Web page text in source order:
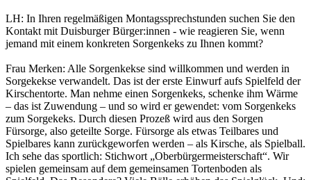
LH: In Ihren regelmäßigen Montagssprechstunden suchen Sie den
Kontakt mit Duisburger Bürger:innen - wie reagieren Sie, wenn
jemand mit einem konkreten Sorgenkeks zu Ihnen kommt?
Frau Merken: Alle Sorgenkekse sind willkommen und werden in
Sorgekekse verwandelt. Das ist der erste Einwurf aufs Spielfeld der
Kirschentorte. Man nehme einen Sorgenkeks, schenke ihm Wärme
– das ist Zuwendung – und so wird er gewendet: vom Sorgenkeks
zum Sorgekeks. Durch diesen Prozeß wird aus den Sorgen
Fürsorge, also geteilte Sorge. Fürsorge als etwas Teilbares und
Spielbares kann zurückgeworfen werden – als Kirsche, als Spielball.
Ich sehe das sportlich: Stichwort „Oberbürgermeisterschaft“. Wir
spielen gemeinsam auf dem gemeinsamen Tortenboden als